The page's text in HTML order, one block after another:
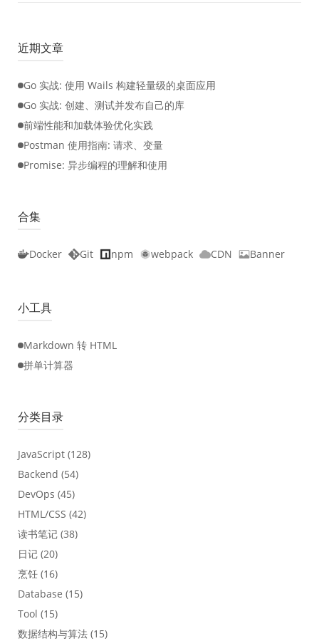
近期文章
Go 实战: 使用 Wails 构建轻量级的桌面应用
Go 实战: 创建、测试并发布自己的库
前端性能和加载体验优化实践
Postman 使用指南: 请求、变量
Promise: 异步编程的理解和使用
合集
Docker Git npm webpack CDN Banner
小工具
Markdown 转 HTML
拼单计算器
分类目录
JavaScript (128)
Backend (54)
DevOps (45)
HTML/CSS (42)
读书笔记 (38)
日记 (20)
烹饪 (16)
Database (15)
Tool (15)
数据结构与算法 (15)